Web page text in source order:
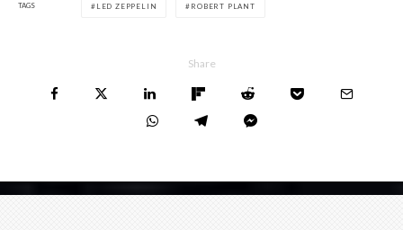
TAGS LED ZEPPELIN ROBERT PLANT
Share